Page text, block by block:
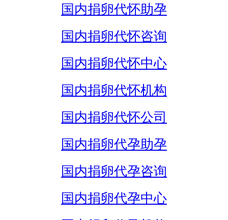
国内捐卵代怀助孕
国内捐卵代怀咨询
国内捐卵代怀中心
国内捐卵代怀机构
国内捐卵代怀公司
国内捐卵代孕助孕
国内捐卵代孕咨询
国内捐卵代孕中心